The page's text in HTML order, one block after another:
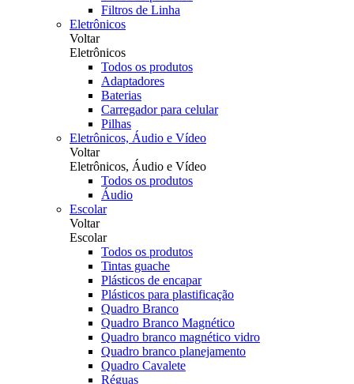
Filtros de Linha
Eletrônicos
Voltar
Eletrônicos
Todos os produtos
Adaptadores
Baterias
Carregador para celular
Pilhas
Eletrônicos, Áudio e Vídeo
Voltar
Eletrônicos, Áudio e Vídeo
Todos os produtos
Áudio
Escolar
Voltar
Escolar
Todos os produtos
Tintas guache
Plásticos de encapar
Plásticos para plastificação
Quadro Branco
Quadro Branco Magnético
Quadro branco magnético vidro
Quadro branco planejamento
Quadro Cavalete
Réguas